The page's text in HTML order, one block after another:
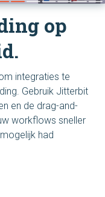
op
integraties te
Gebruik Jitterbit
en de drag-and-
workflows sneller
had